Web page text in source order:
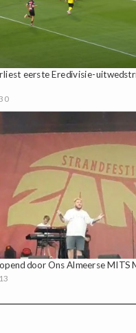
eerste Eredivisie-
door Ons Almeerse MITS